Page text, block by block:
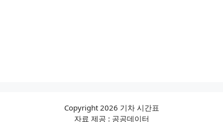
Copyright 2026 기차 시간표
자료 제공 : 공공데이터